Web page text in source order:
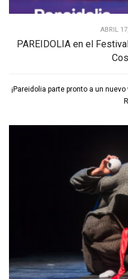
ABRIL
PAREIDOLIA en el
¡Pareidolia parte pronto a un